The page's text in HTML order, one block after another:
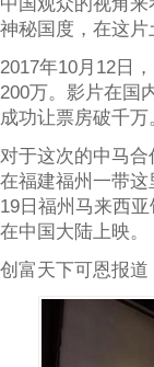
神秘国度，在这
2017年10月12日
200万。影片在国
成功让票房破千万
对于这次的中马
在福建福州一带
19日福州马来西
在中国大陆上映。
创富天下可恩报道